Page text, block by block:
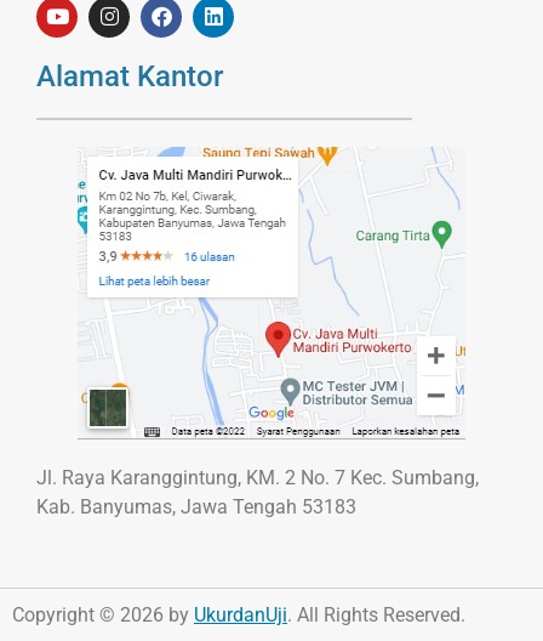
Alamat Kantor
Jl. Raya Karanggintung, KM. 2 No. 7 Kec. Sumbang,
Kab. Banyumas, Jawa Tengah 53183
Copyright © 2026 by UkurdanUji. All Rights Reserved.